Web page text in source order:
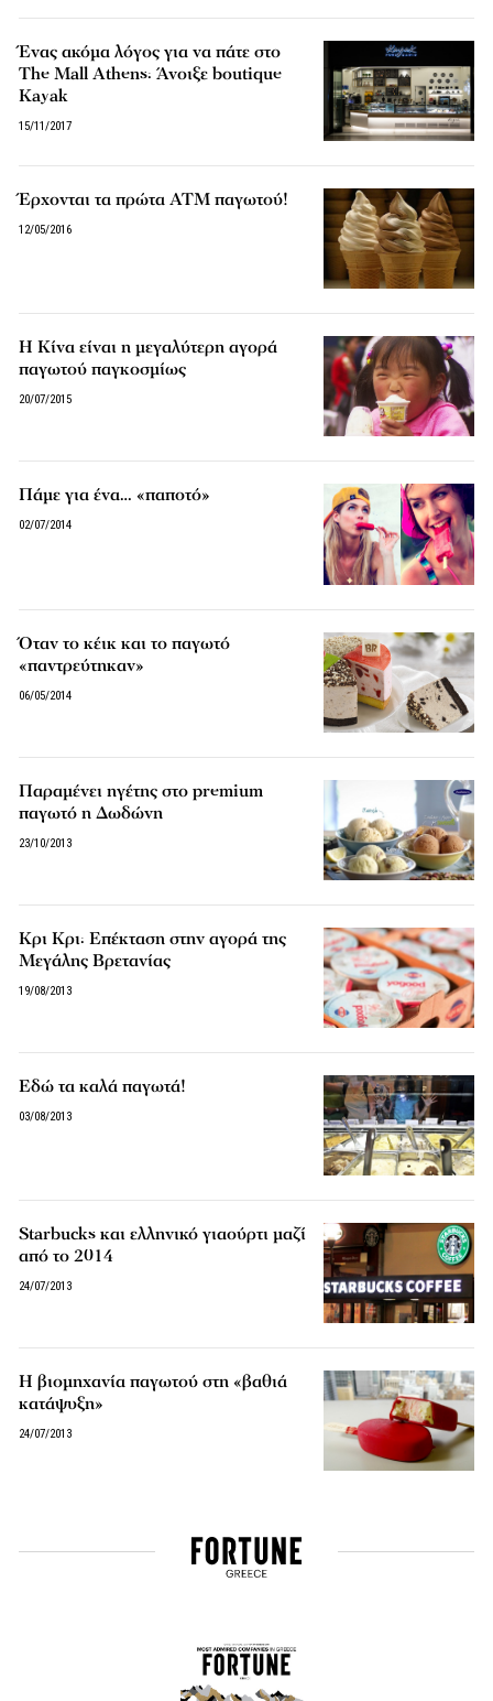
Ένας ακόμα λόγος για να πάτε στο
The Mall Athens: Άνοιξε boutique
Kayak
15/11/2017
Έρχονται τα πρώτα ΑΤΜ παγωτού!
12/05/2016
Η Κίνα είναι η μεγαλύτερη αγορά
παγωτού παγκοσμίως
20/07/2015
Πάμε για ένα… «παποτό»
02/07/2014
Όταν το κέικ και το παγωτό
«παντρεύτηκαν»
06/05/2014
Παραμένει ηγέτης στο premium
παγωτό η Δωδώνη
23/10/2013
Κρι Κρι: Επέκταση στην αγορά της
Μεγάλης Βρετανίας
19/08/2013
Εδώ τα καλά παγωτά!
03/08/2013
Starbucks και ελληνικό γιαούρτι μαζί
από το 2014
24/07/2013
Η βιομηχανία παγωτού στη «βαθιά
κατάψυξη»
24/07/2013